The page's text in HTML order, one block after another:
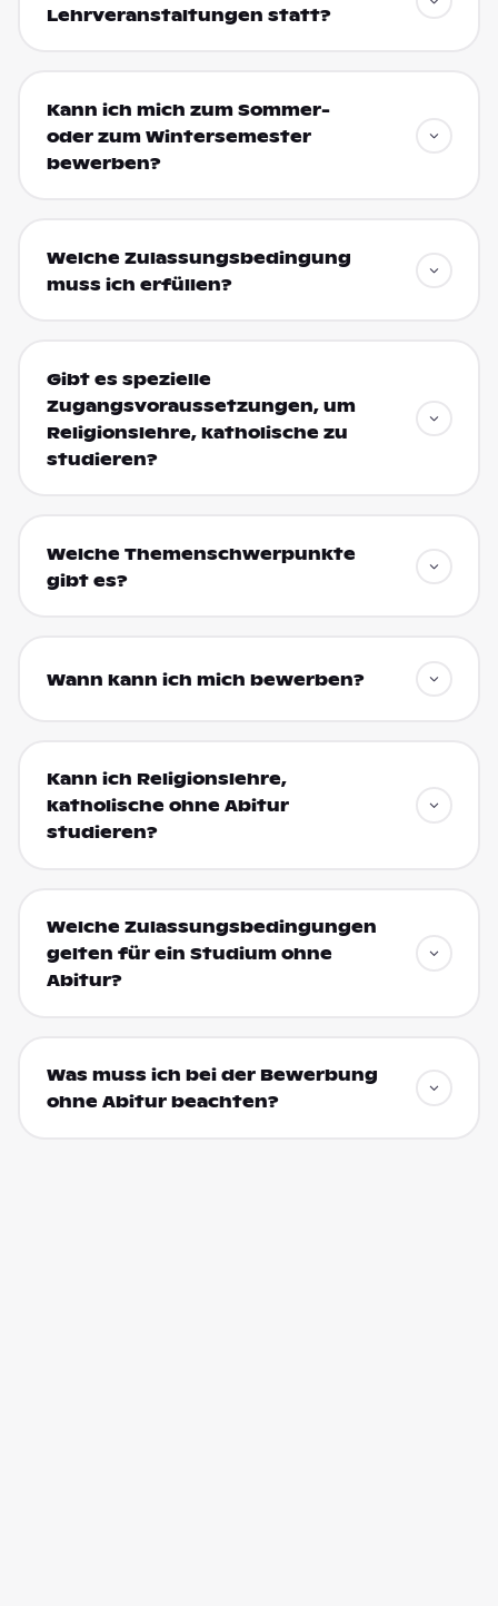
Lehrveranstaltungen statt?
Kann ich mich zum Sommer-
oder zum Wintersemester
bewerben?
Welche Zulassungsbedingung
muss ich erfüllen?
Gibt es spezielle
Zugangsvoraussetzungen, um
Religionslehre, katholische zu
studieren?
Welche Themenschwerpunkte
gibt es?
Wann kann ich mich bewerben?
Kann ich Religionslehre,
katholische ohne Abitur
studieren?
Welche Zulassungsbedingungen
gelten für ein Studium ohne
Abitur?
Was muss ich bei der Bewerbung
ohne Abitur beachten?